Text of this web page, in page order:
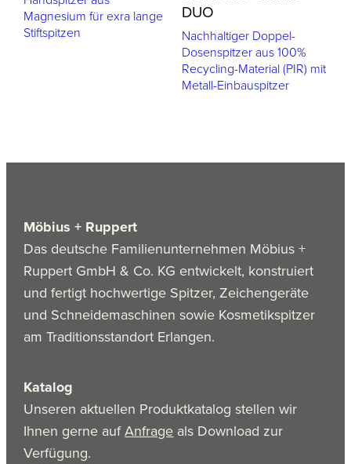
Magnesium für exra lange
Stiftspitzen
DUO
Nachhaltiger Doppel-
Dosenspitzer aus 100%
Recycling-Material (PIR) mit
Metall-Einbauspitzer
Möbius + Ruppert
Das deutsche Familienunternehmen Möbius +
Ruppert GmbH & Co. KG entwickelt, konstruiert
und fertigt hochwertige Spitzer, Zeichengeräte
und Schneidemaschinen sowie Kosmetikspitzer
am Traditionsstandort Erlangen.
Katalog
Unseren aktuellen Produktkatalog stellen wir
Ihnen gerne aufAnfrage als Download zur
Verfügung.